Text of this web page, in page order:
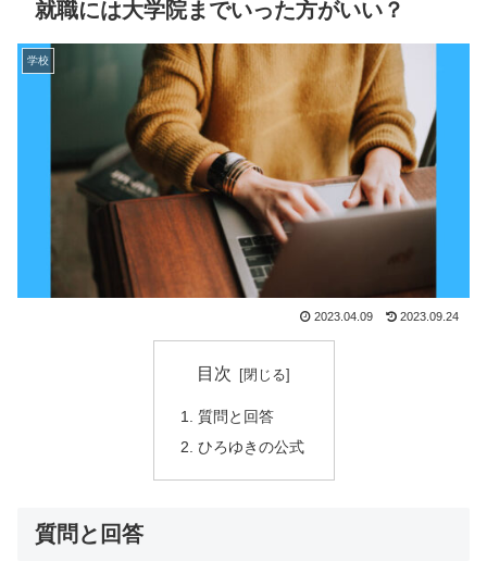
就職には大学院までいった方がいい？
学校
2023.04.09 2023.09.24
目次
質問と回答
ひろゆきの公式
質問と回答